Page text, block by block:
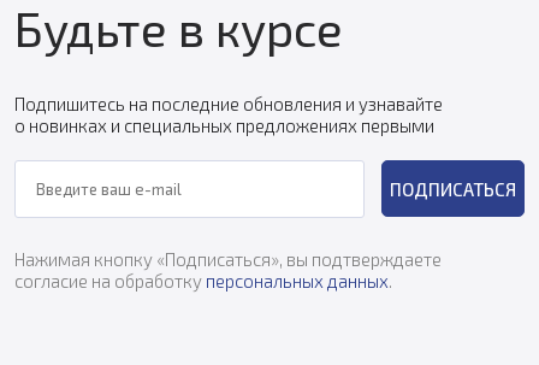
Будьте в курсе
Подпишитесь на последние обновления и узнавайте
о новинках и специальных предложениях первыми
ПОДПИСАТЬСЯ
Нажимая кнопку «Подписаться», вы подтверждаете
согласие на обработку персональных данных.